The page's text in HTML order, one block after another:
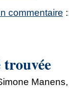
commentaire
trouvée